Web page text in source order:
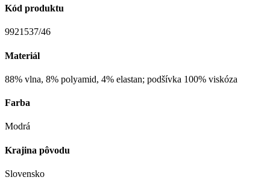
Kód produktu
9921537/46
Materiál
88% vlna, 8% polyamid, 4% elastan; podšívka 100% viskóza
Farba
Modrá
Krajina pôvodu
Slovensko